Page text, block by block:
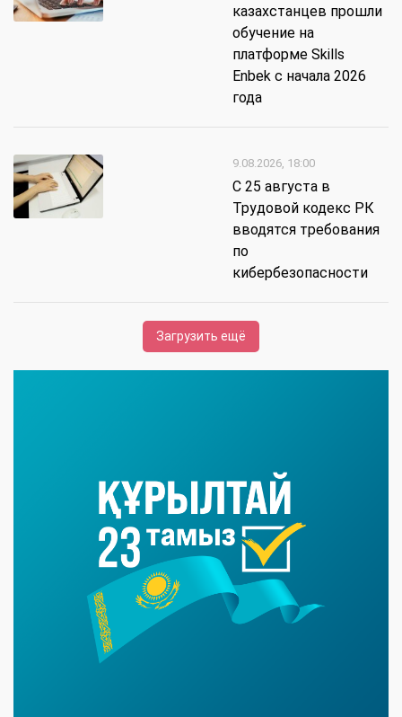
казахстанцев прошли
обучение на
платформе Skills
Enbek с начала 2026
года
9.08.2026, 18:00
​С 25 августа в
Трудовой кодекс РК
вводятся требования
по
кибербезопасности
Загрузить ещё